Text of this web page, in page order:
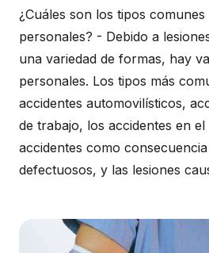
¿Cuáles son los tipos comunes
personales? - Debido a
una variedad de formas, hay
personales. Los tipos más
accidentes automovilísticos,
de trabajo, los accidentes en
accidentes como
defectuosos, y las lesiones